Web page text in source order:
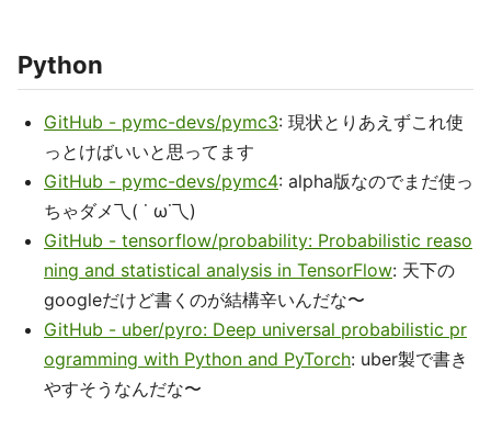
Python
GitHub - pymc-devs/pymc3: 現状とりあえずこれ使
っとけばいいと思ってます
GitHub - pymc-devs/pymc4: alpha版なのでまだ使っ
ちゃダメ乁( ˙ ω˙乁)
GitHub - tensorflow/probability: Probabilistic reaso
ning and statistical analysis in TensorFlow: 天下の
googleだけど書くのが結構辛いんだな〜
GitHub - uber/pyro: Deep universal probabilistic pr
ogramming with Python and PyTorch: uber製で書き
やすそうなんだな〜